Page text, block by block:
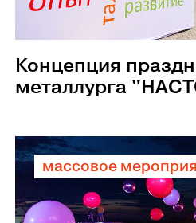
Концепция
металлурга
массовое